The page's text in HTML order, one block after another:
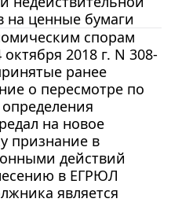
на ценные бумаги
спорам
2018 г. N 308-
ранее
о пересмотре по
на новое
признание в
действий
в ЕГРЮЛ
является